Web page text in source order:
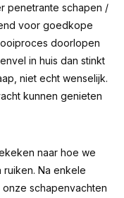
penetrante schapen /
voor goedkope
doorlopen
in huis dan stinkt
niet echt wenselijk.
kunnen genieten
naar hoe we
Na enkele
schapenvachten